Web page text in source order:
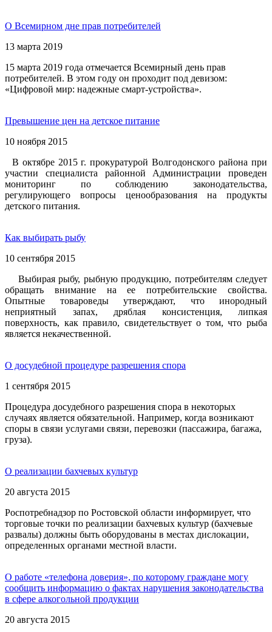
О Всемирном дне прав потребителей
13 марта 2019
15 марта 2019 года отмечается Всемирный день прав
потребителей. В этом году он проходит под девизом:
«Цифровой мир: надежные смарт-устройства».
Превышение цен на детское питание
10 ноября 2015
В октябре 2015 г. прокуратурой Волгодонского района при
участии специалиста районной Администрации проведен
мониторинг по соблюдению законодательства,
регулирующего вопросы ценообразования на продукты
детского питания.
Как выбирать рыбу
10 сентября 2015
Выбирая рыбу, рыбную продукцию, потребителям следует
обращать внимание на ее потребительские свойства.
Опытные товароведы утверждают, что инородный
неприятный запах, дряблая консистенция, липкая
поверхность, как правило, свидетельствует о том, что рыба
является некачественной.
О досудебной процедуре разрешения спора
1 сентября 2015
Процедура досудебного разрешения спора в некоторых
случаях является обязательной. Например, когда возникают
споры в связи услугами связи, перевозки (пассажира, багажа,
груза).
О реализации бахчевых культур
20 августа 2015
Роспотребнадзор по Ростовской области информирует, что
торговые точки по реализации бахчевых культур (бахчевые
развалы) должны быть оборудованы в местах дислокации,
определенных органами местной власти.
О работе «телефона доверия», по которому граждане могу
сообщить информацию о фактах нарушения законодательства
в сфере алкогольной продукции
20 августа 2015